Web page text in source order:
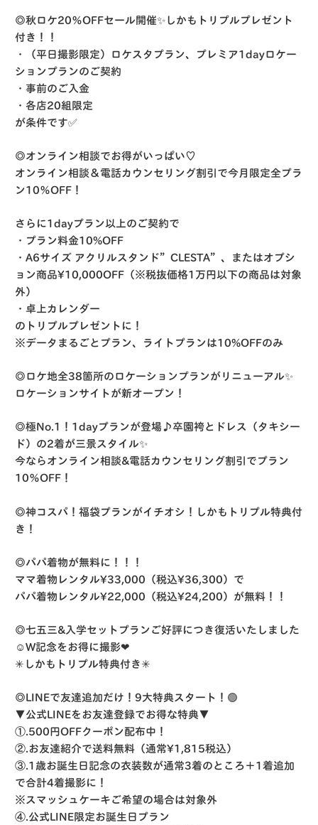
◎秋ロケ20％OFFセール開催✨しかもトリプルプレゼント
付き！！
・（平日撮影限定）ロケスタプラン、プレミア1dayロケー
ションプランのご契約
・事前のご入金
・各店20組限定
が条件です✅
◎オンライン相談でお得がいっぱい♡
オンライン相談＆電話カウンセリング割引で今月限定全プラ
ン10％OFF！
さらに1dayプラン以上のご契約で
・プラン料金10%OFF
・A6サイズ アクリルスタンド”CLESTA”、またはオプシ
ョン商品¥10,000OFF（※税抜価格1万円以下の商品は対象
外）
・卓上カレンダー
のトリプルプレゼントに！
※データまるごとプラン、ライトプランは10%OFFのみ
◎ロケ地全38箇所のロケーションプランがリニューアル✨
ロケーションサイトが新オープン！
◎極No.1！1dayプランが登場♪卒園袴とドレス（タキシー
ド）の2着が三景スタイル✨
今ならオンライン相談&電話カウンセリング割引でプラン
10％OFF！
◎神コスパ！福袋プランがイチオシ！しかもトリプル特典付
き！
◎パパ着物が無料に！！！
ママ着物レンタル¥33,000（税込¥36,300）で
パパ着物レンタル¥22,000（税込¥24,200）が無料！！
◎七五三&入学セットプランご好評につき復活いたしました
☺️W記念をお得に撮影❤︎
✳︎ しかもトリプル特典付き✳︎
◎LINEで友達追加だけ！9大特典スタート！🟢
▼公式LINEをお友達登録でお得な特典▼
①.500円OFFクーポン配布中！
②.お友達紹介で送料無料（通常¥1,815税込）
③.1歳お誕生日記念の衣装数が通常3着のところ＋1着追加
で合計4着撮影に！
※スマッシュケーキご希望の場合は対象外
④.公式LINE限定お誕生日プラン